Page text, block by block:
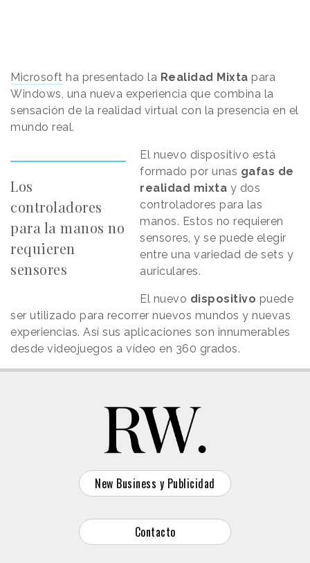
Microsoft ha presentado la Realidad Mixta para
Windows, una nueva experiencia que combina la
sensación de la realidad virtual con la presencia en el
mundo real.
Los
controladores
para la manos no
requieren
sensores
El nuevo dispositivo está
formado por unas gafas de
realidad mixta y dos
controladores para las
manos. Estos no requieren
sensores, y se puede elegir
entre una variedad de sets y
auriculares.
El nuevo dispositivo puede
ser utilizado para recorrer nuevos mundos y nuevas
experiencias. Así sus aplicaciones son innumerables
desde videojuegos a vídeo en 360 grados.
New Business y Publicidad
Contacto